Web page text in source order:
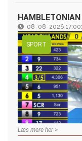
08-08-2026
SPORT
Læs mere her >